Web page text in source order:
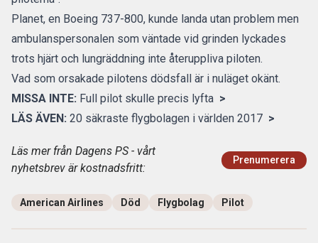
Planet, en Boeing 737-800, kunde landa utan problem men
ambulanspersonalen som väntade vid grinden lyckades
trots hjärt och lungräddning inte återuppliva piloten.
Vad som orsakade pilotens dödsfall är i nuläget okänt.
MISSA INTE: Full pilot skulle precis lyfta >
LÄS ÄVEN: 20 säkraste flygbolagen i världen 2017 >
Läs mer från Dagens PS - vårt
nyhetsbrev är kostnadsfritt:
Prenumerera
American Airlines Död Flygbolag Pilot